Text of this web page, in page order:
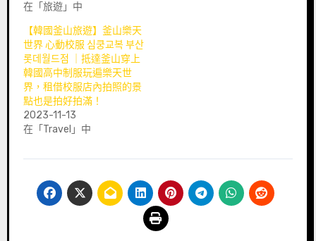
在「旅遊」中
【韓國釜山旅遊】釜山樂天
世界 心動校服 심쿵교복 부산
롯데월드점 ｜抵達釜山穿上
韓國高中制服玩遍樂天世
界，租借校服店內拍照的景
點也是拍好拍滿！
2023-11-13
在「Travel」中